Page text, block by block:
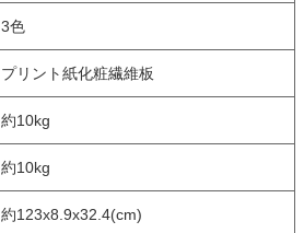
3色
プリント紙化粧繊維板
約10kg
約10kg
約123x8.9x32.4(cm)